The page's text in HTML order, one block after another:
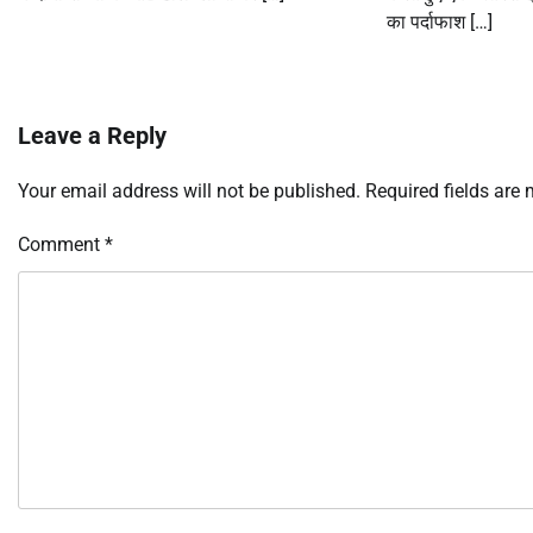
का पर्दाफाश […]
Leave a Reply
Your email address will not be published. Required fields are
Comment *